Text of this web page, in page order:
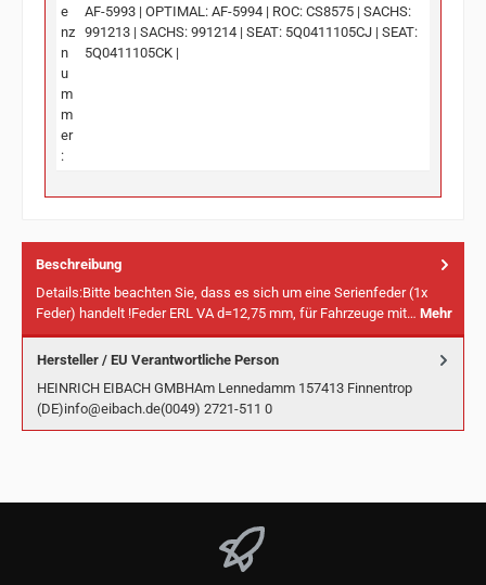
e
nz
n
u
m
m
er
:
AF-5993 | OPTIMAL: AF-5994 | ROC: CS8575 | SACHS:
991213 | SACHS: 991214 | SEAT: 5Q0411105CJ | SEAT:
5Q0411105CK |
Beschreibung
Details:Bitte beachten Sie, dass es sich um eine Serienfeder (1x
Feder) handelt !Feder ERL VA d=12,75 mm, für Fahrzeuge mit… Mehr
Hersteller / EU Verantwortliche Person
HEINRICH EIBACH GMBHAm Lennedamm 157413 Finnentrop
(DE)info@eibach.de(0049) 2721-511 0